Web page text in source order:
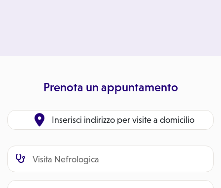
Prenota un appuntamento
Inserisci indirizzo per visite a domicilio